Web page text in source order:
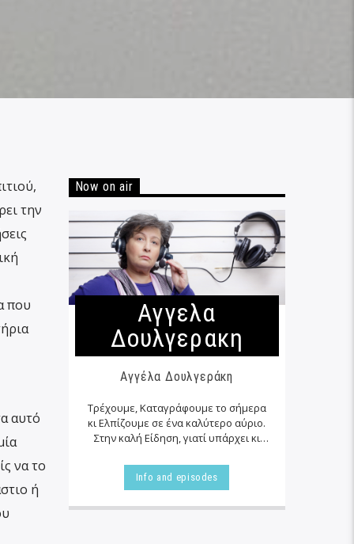
την
που
αυτό
να το
ή
Now on air
Αγγελα
Δουλγερακη
Αγγέλα Δουλγεράκη
Τρέχουμε, Καταγράφουμε το σήμερα
κι Ελπίζουμε σε ένα καλύτερο αύριο.
Στην καλή Είδηση, γιατί υπάρχει κι
καθημερινότητας μας, τις
περισσότερες φορές…
Info and episodes